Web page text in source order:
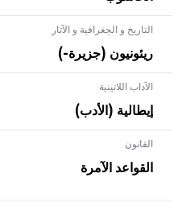
التاريخ و الجغرافية و الآثار
ريئونيون (جزيرة-)
الآداب اللاتينية
إيطالية (الأدب)
القانون
القواعد الآمرة
- هل تعلم أن الأبلق نوع من
بالعمارة الإسلامية في
المعمار على بناء مداميكه